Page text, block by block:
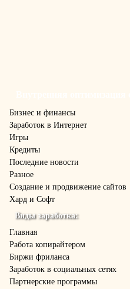
Бизнес и финансы
Заработок в Интернет
Игры
Кредиты
Последние новости
Разное
Создание и продвижение сайтов
Хард и Софт
Виды заработка:
Главная
Работа копирайтером
Биржи фриланса
Заработок в социальных сетях
Партнерские программы